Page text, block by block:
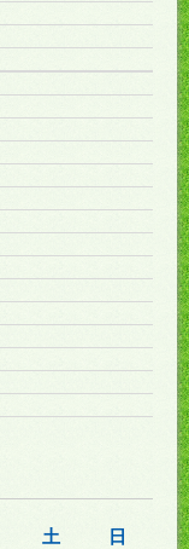
土
日